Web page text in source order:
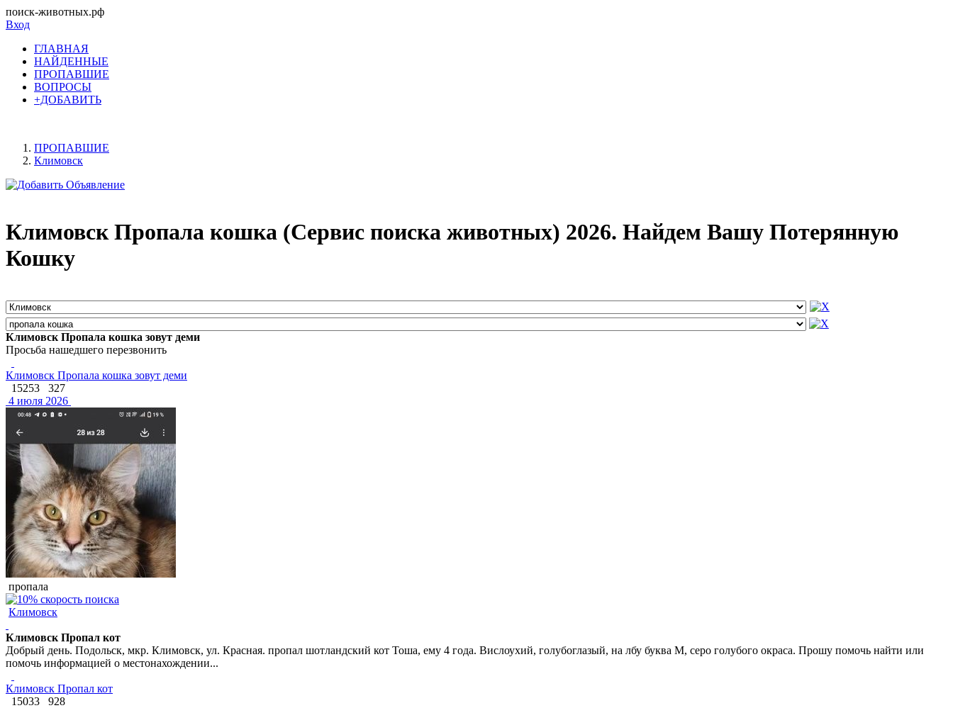
поиск-животных.рф
Вход
ГЛАВНАЯ
НАЙДЕННЫЕ
ПРОПАВШИЕ
ВОПРОСЫ
+ДОБАВИТЬ
ПРОПАВШИЕ
Климовск
Климовск Пропала кошка (Сервис поиска животных) 2026. Найдем Вашу Потерянную
Кошку
Климовск Пропала кошка зовут деми
Просьба нашедшего перезвонить
Климовск Пропала кошка зовут деми
15253
327
4 июля 2026
пропала
Климовск
Климовск Пропал кот
Добрый день. Подольск, мкр. Климовск, ул. Красная. пропал шотландский кот Тоша, ему 4 года. Вислоухий, голубоглазый, на лбу буква М, серо голубого окраса. Прошу помочь найти или
помочь информацией о местонахождении...
Климовск Пропал кот
15033
928